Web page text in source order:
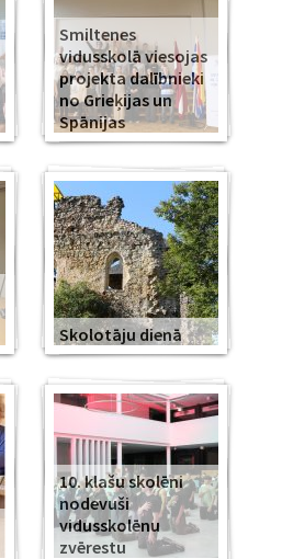
Smiltenes
vidusskolā viesojas
projekta dalībnieki
no Grieķijas un
Spānijas
Skolotāju dienā
10. klašu skolēni
nodevuši
vidusskolēnu
zvērestu